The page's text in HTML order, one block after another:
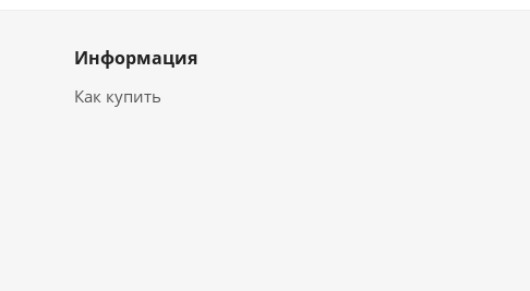
Информация
Как купить